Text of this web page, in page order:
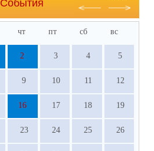
События
чт пт сб вс
2 3 4 5
9 10 11 12
16 17 18 19
23 24 25 26